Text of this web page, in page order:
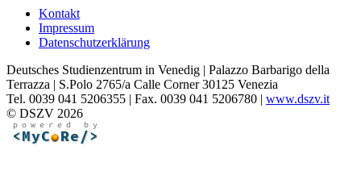
Kontakt
Impressum
Datenschutzerklärung
Deutsches Studienzentrum in Venedig | Palazzo Barbarigo della
Terrazza | S.Polo 2765/a Calle Corner 30125 Venezia
Tel. 0039 041 5206355 | Fax. 0039 041 5206780 | www.dszv.it
© DSZV 2026